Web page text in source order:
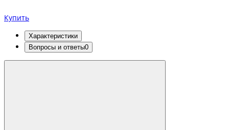
Купить
Характеристики
Вопросы и ответы0